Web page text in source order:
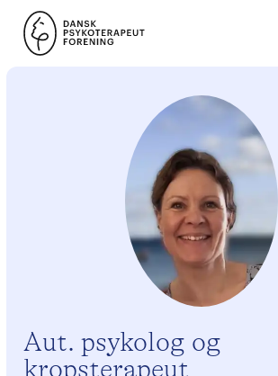
Aut. psykolog og
kropsterapeut